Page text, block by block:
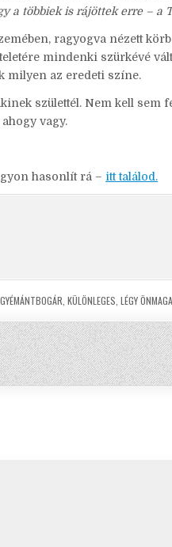
a többiek is rájöttek erre – a
ragyogva nézett
mindenki szürkévé
milyen az eredeti színe.
születtél. Nem kell sem
vagy.
hasonlít rá – itt találod.
GYÉMÁNTBOGÁR KÜLÖNLEGES LÉGY